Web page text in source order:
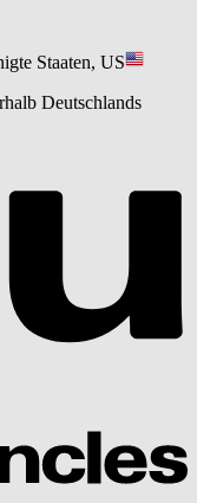
Staaten, US
Deutschlands